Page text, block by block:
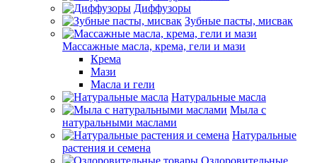
Диффузоры
Зубные пасты, мисвак
Массажные масла, крема, гели и мази
Крема
Мази
Масла и гели
Натуральные масла
Мыла с
натуральными маслами
Натуральные
растения и семена
Оздоровительные